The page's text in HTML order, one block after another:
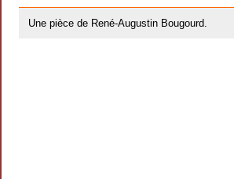
Une pièce de René-Augustin Bougourd.